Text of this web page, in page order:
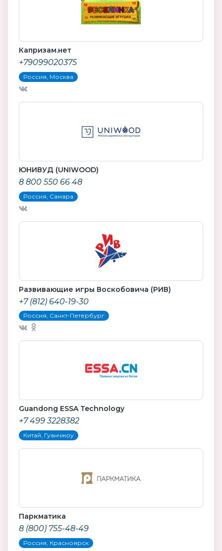
Капризам.нет
+79099020375
Россия, Москва
ЮНИВУД (UNIWOOD)
8 800 550 66 48
Россия, Самара
Развивающие игры Воскобовича (РИВ)
+7 (812) 640-19-30
Россия, Санкт-Петербург
Guandong ESSA Technology
+7 499 3228382
Китай, Гуанчжоу
Паркматика
8 (800) 755-48-49
Россия, Красноярск